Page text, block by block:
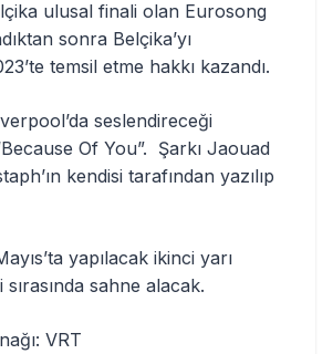
ulusal finali olan Eurosong
sonra Belçika’yı
temsil etme hakkı kazandı.
seslendireceği
Of You”. Şarkı Jaouad
kendisi tarafından yazılıp
yapılacak ikinci yarı
sahne alacak.
VRT